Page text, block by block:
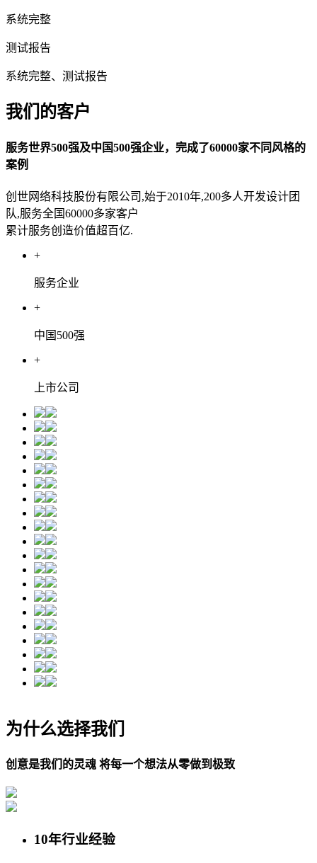
系统完整
测试报告
系统完整、测试报告
我们的客户
服务世界500强及中国500强企业，完成了60000家不同风格的
案例
创世网络科技股份有限公司,始于2010年,200多人开发设计团
队,服务全国60000多家客户
累计服务创造价值超百亿.
+
服务企业
+
中国500强
+
上市公司
为什么选择我们
创意是我们的灵魂 将每一个想法从零做到极致
10年行业经验